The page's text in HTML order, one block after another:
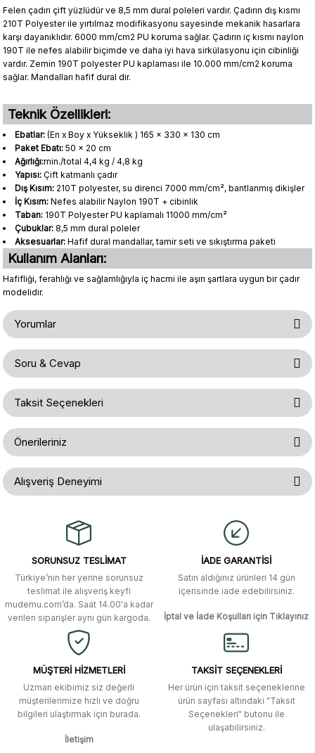
Felen çadırı çift yüzlüdür ve 8,5 mm dural poleleri vardır. Çadırın dış kısmı
210T Polyester ile yırtılmaz modifikasyonu sayesinde mekanik hasarlara
karşı dayanıklıdır. 6000 mm/cm2 PU koruma sağlar. Çadırın iç kısmı naylon
190T ile nefes alabilir biçimde ve daha iyi hava sirkülasyonu için cibinliği
vardır. Zemin 190T polyester PU kaplaması ile 10.000 mm/cm2 koruma
sağlar. Mandalları hafif dural dir.
Teknik Özellikleri:
Ebatlar:(En x Boy x Yükseklik ) 165 x 330 x 130 cm
Paket Ebatı:50 x 20 cm
Ağırlığı:min./total 4,4 kg / 4,8 kg
Yapısı:Çift katmanlı çadır
Dış Kısım:210T polyester, su direnci 7000 mm/cm², bantlanmış dikişler
İç Kısım:Nefes alabilir Naylon 190T + cibinlik
Taban:190T Polyester PU kaplamalı 11000 mm/cm²
Çubuklar:8,5 mm dural poleler
Aksesuarlar:Hafif dural mandallar, tamir seti ve sıkıştırma paketi
Kullanım Alanları:
Hafifliği, ferahlığı ve sağlamlığıyla iç hacmi ile aşırı şartlara uygun bir çadır
modelidir.
Yorumlar
Bu ürüne ilk yorumu siz yapın!
Yorum Yaz
Soru & Cevap
Ürün hakkında henüz soru sorulmamış.
Soru Sor
Taksit Seçenekleri
Önerileriniz
Bu ürünün fiyat bilgisi, resim, ürün açıklamalarında ve diğer konularda
yetersiz gördüğünüz noktaları öneri formunu kullanarak tarafımıza
iletebilirsiniz.
Ürün resmi kalitesiz, bozuk veya görüntülenemiyor.
Ürün bilgilerinde hatalar bulunuyor.
Ürün fiyatı diğer sitelerden daha pahalı.
Bu ürüne benzer farklı alternatifler olmalı.
Alışveriş Deneyimi
alışverişti. Ürün bir gün sonra elime
ulaştı. Mağaza yetkilileri oldukça
yanıt aldım ve çözüm buldum.
Murat Duman | 17/03/2026
Site güvenilir ve kullanışlı, fakat
kavela ve diğer ahşap aksesuarları
menü seçeneklerinde bulunmuyor,
spesifik olarak "kavela" terimini
aratarak bulunabilir.
M... K... | 12/12/2025
Ben bu kadar hızlı bir teslimat
SORUNSUZ TESLİMAT
Türkiye’nin her yerine sorunsuz
teslimat ile alışveriş keyfi
mudemu.com’da. Saat 14.00'a kadar
verilen siparişler aynı gün kargoda.
İADE GARANTİSİ
Satın aldığınız ürünleri 14 gün
içerisinde iade edebilirsiniz.
İptal ve İade Koşulları için Tıklayınız
MÜŞTERİ HİZMETLERİ
Uzman ekibimiz siz değerli
müşterilerimize hızlı ve doğru
bilgileri ulaştırmak için burada.
İletişim
TAKSİT SEÇENEKLERİ
Her ürün için taksit seçeneklerine
ürün sayfası altındaki "Taksit
Seçenekleri" butonu ile
ulaşabilirsiniz.